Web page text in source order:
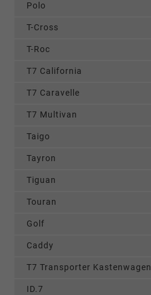
Polo
T-Cross
T-Roc
T7 California
T7 Caravelle
T7 Multivan
Taigo
Tayron
Tiguan
Touran
Golf
Caddy
T7 Transporter Kastenwagen
ID.7